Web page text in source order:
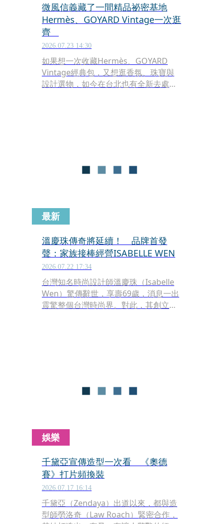
微風信義藏了一間精品祕密基地
Hermès、GOYARD Vintage一次逛
齊
2026.07.23 14:30
如果想一次收藏Hermès、GOYARD
Vintage經典包，又想逛香氛、珠寶與
設計選物，如今在台北也有全新去處。
一站式生活風格空間。
最新
溫慶珠傳奇將延續！ 品牌首發
聲：家族接棒經營ISABELLE WEN
2026.07.22 17:34
台灣知名時尚設計師溫慶珠（Isabelle
Wen）驚傳辭世，享壽69歲，消息一出
震驚整個台灣時尚界。對此，其創立的
娛樂
千黛亞宣傳造型一次看 《奧德
賽》打片頻換裝
2026.07.17 16:14
千黛亞（Zendaya）出道以來，都與造
型師勞洛奇（Law Roach）緊密合作，